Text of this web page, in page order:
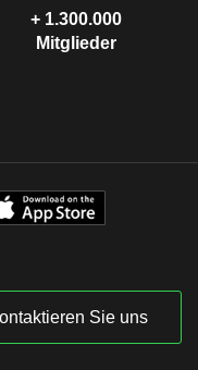
+ 1.300.000
Mitglieder
Sie uns